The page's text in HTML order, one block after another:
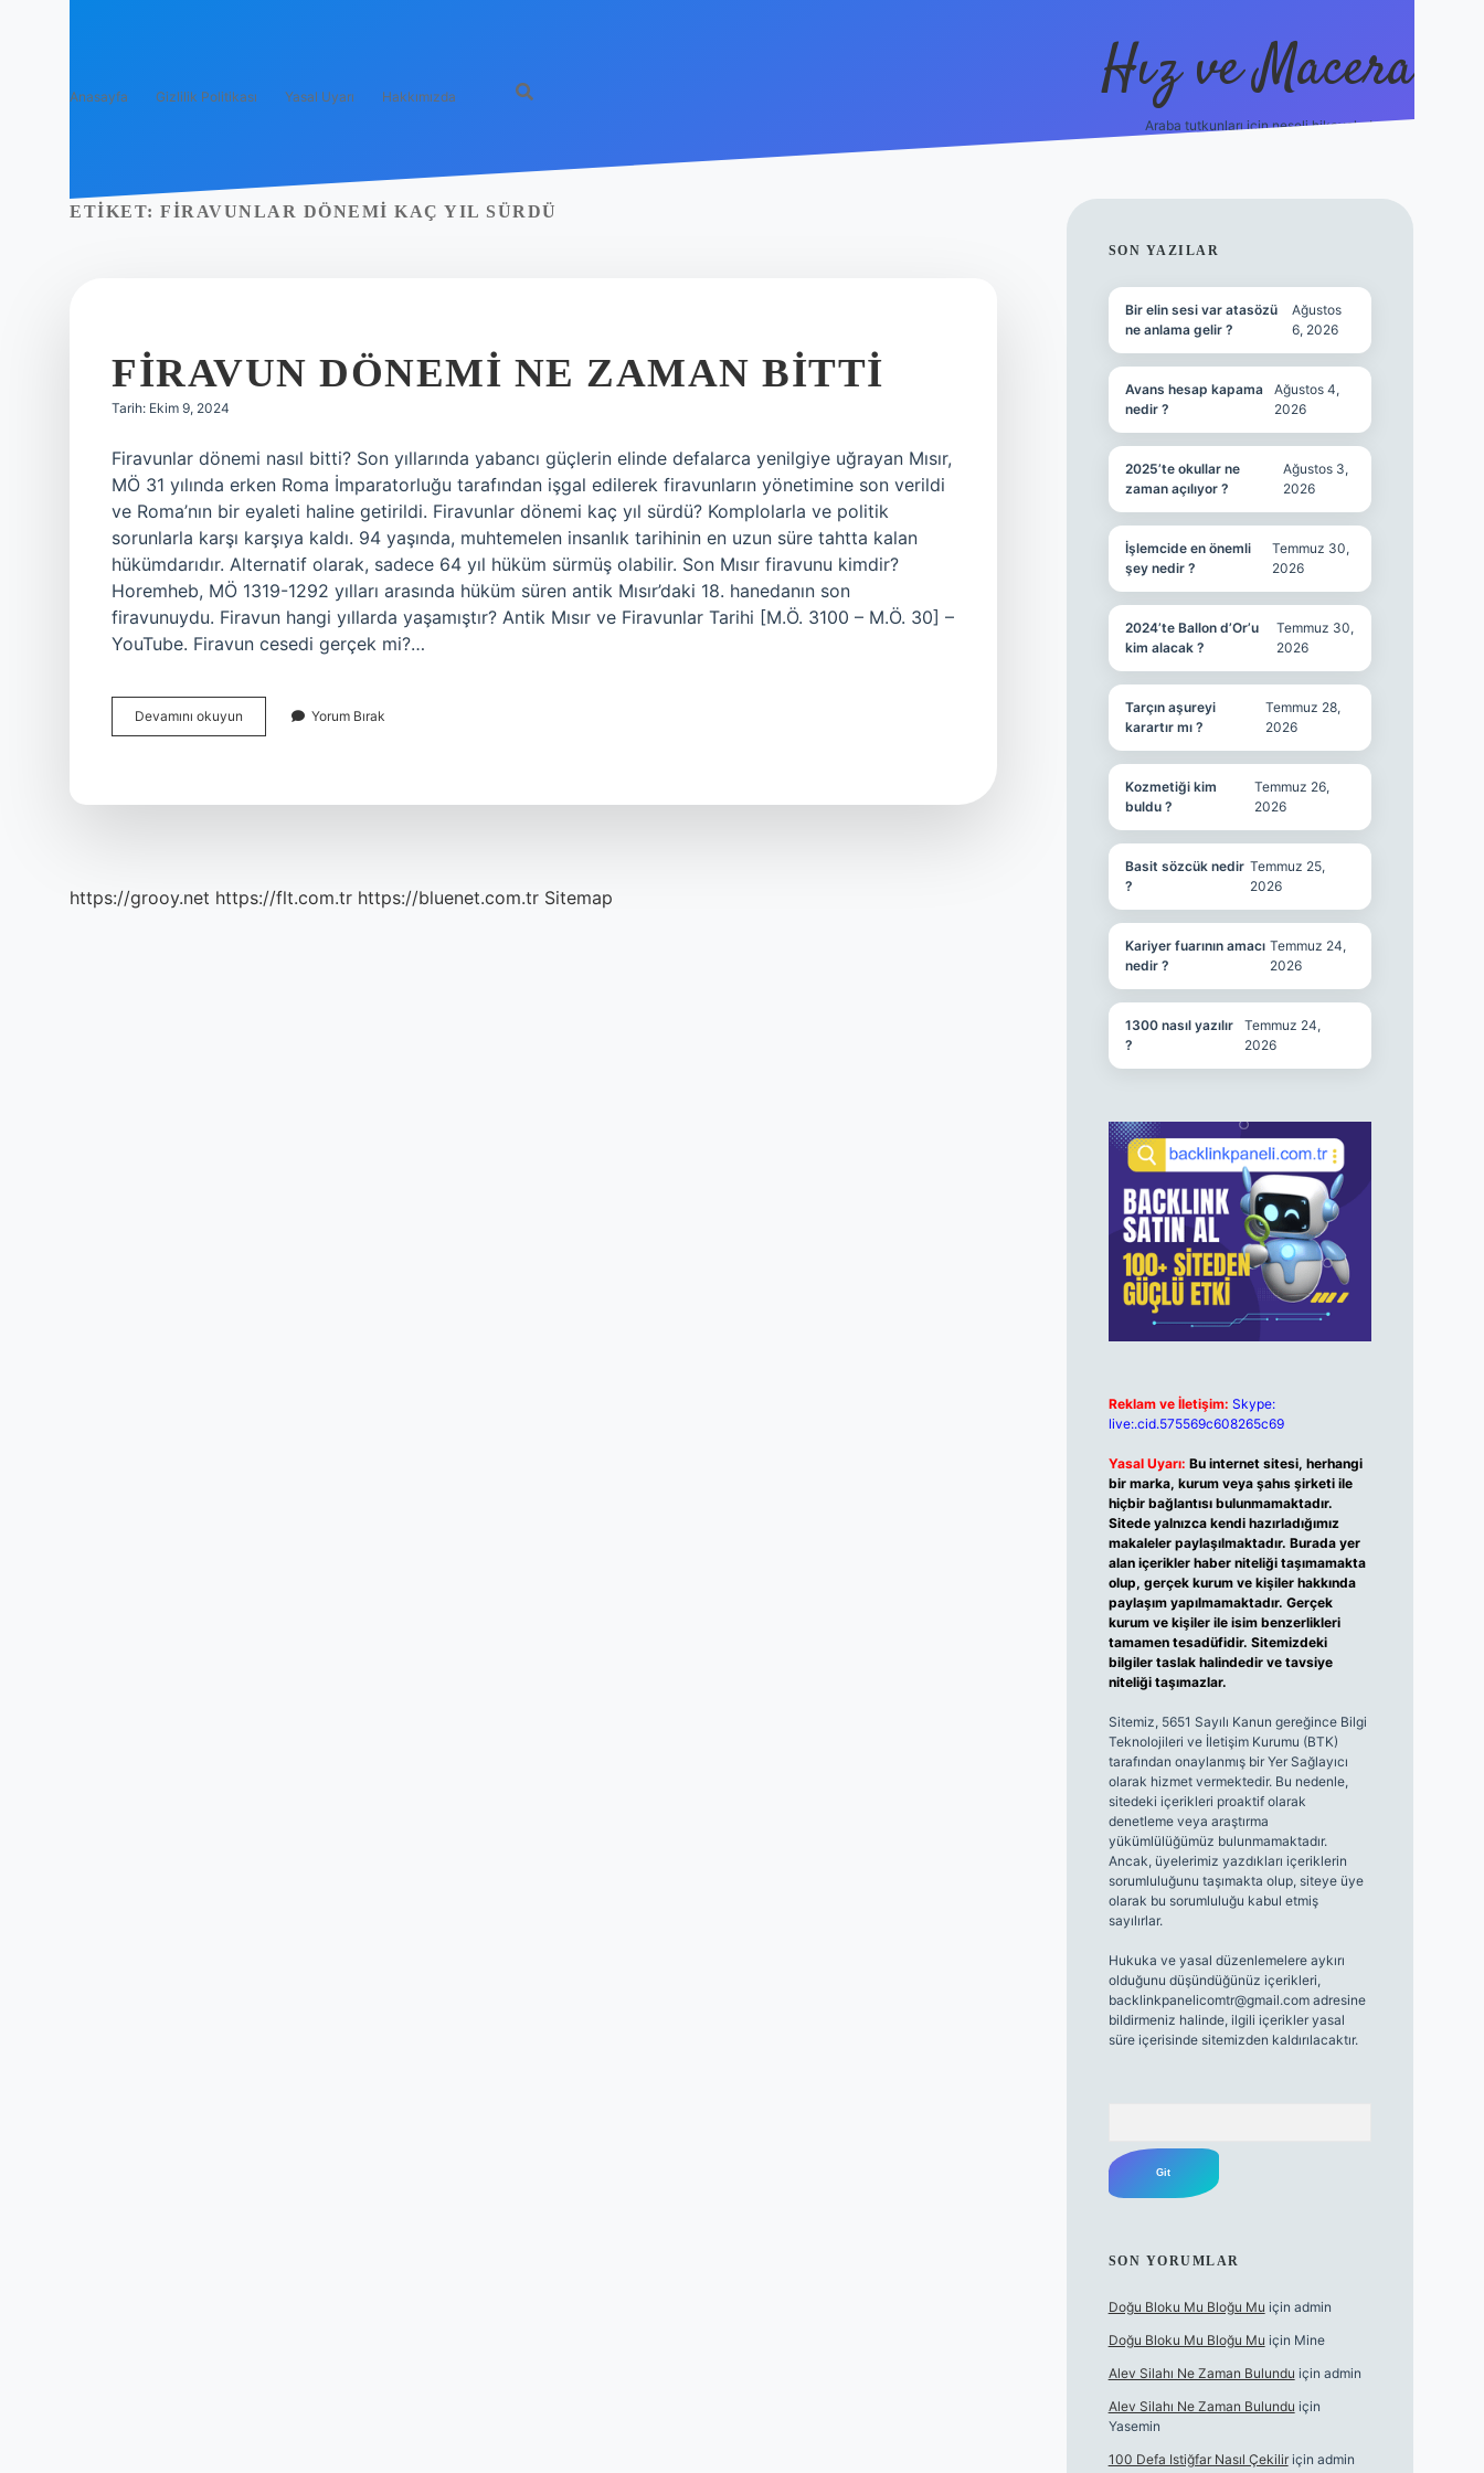
Anasayfa Gizlilik Politikası Yasal Uyarı Hakkımızda Hız ve Macera
Araba tutkunları için neşeli hikayeler!
ETIKET: FIRAVUNLAR DÖNEMI KAÇ YIL SÜRDÜ
FIRAVUN DÖNEMI NE ZAMAN BITTI
Tarih: Ekim 9, 2024
Firavunlar dönemi nasıl bitti? Son yıllarında yabancı güçlerin elinde defalarca yenilgiye uğrayan Mısır,
MÖ 31 yılında erken Roma İmparatorluğu tarafından işgal edilerek firavunların yönetimine son verildi
ve Roma’nın bir eyaleti haline getirildi. Firavunlar dönemi kaç yıl sürdü? Komplolarla ve politik
sorunlarla karşı karşıya kaldı. 94 yaşında, muhtemelen insanlık tarihinin en uzun süre tahtta kalan
hükümdarıdır. Alternatif olarak, sadece 64 yıl hüküm sürmüş olabilir. Son Mısır firavunu kimdir?
Horemheb, MÖ 1319-1292 yılları arasında hüküm süren antik Mısır’daki 18. hanedanın son
firavunuydu. Firavun hangi yıllarda yaşamıştır? Antik Mısır ve Firavunlar Tarihi [M.Ö. 3100 – M.Ö. 30] –
YouTube. Firavun cesedi gerçek mi?…
Devamını okuyun
Dönemi
Yorum Bırak
https://grooy.net https://flt.com.tr https://bluenet.com.tr Sitemap
SIDEBAR
SON YAZILAR
Bir elin sesi var atasözü
ne anlama gelir ?
Ağustos
6, 2026
Avans hesap kapama
nedir ?
Ağustos 4,
2026
2025’te okullar ne
zaman açılıyor ?
Ağustos 3,
2026
İşlemcide en önemli
şey nedir ?
Temmuz 30,
2026
2024’te Ballon d’Or’u
kim alacak ?
Temmuz 30,
2026
Tarçın aşureyi
karartır mı ?
Temmuz 28,
2026
Kozmetiği kim
buldu ?
Temmuz 26,
2026
Basit sözcük nedir
?
Temmuz 25,
2026
Kariyer fuarının amacı
nedir ?
Temmuz 24,
2026
1300 nasıl yazılır
?
Temmuz 24,
2026
Reklam ve İletişim: Skype:
live:.cid.575569c608265c69
Yasal Uyarı: Bu internet sitesi, herhangi
bir marka, kurum veya şahıs şirketi ile
hiçbir bağlantısı bulunmamaktadır.
Sitede yalnızca kendi hazırladığımız
makaleler paylaşılmaktadır. Burada yer
alan içerikler haber niteliği taşımamakta
olup, gerçek kurum ve kişiler hakkında
paylaşım yapılmamaktadır. Gerçek
kurum ve kişiler ile isim benzerlikleri
tamamen tesadüfidir. Sitemizdeki
bilgiler taslak halindedir ve tavsiye
niteliği taşımazlar.
Sitemiz, 5651 Sayılı Kanun gereğince Bilgi
Teknolojileri ve İletişim Kurumu (BTK)
tarafından onaylanmış bir Yer Sağlayıcı
olarak hizmet vermektedir. Bu nedenle,
sitedeki içerikleri proaktif olarak
denetleme veya araştırma
yükümlülüğümüz bulunmamaktadır.
Ancak, üyelerimiz yazdıkları içeriklerin
sorumluluğunu taşımakta olup, siteye üye
olarak bu sorumluluğu kabul etmiş
sayılırlar.
Hukuka ve yasal düzenlemelere aykırı
olduğunu düşündüğünüz içerikleri,
backlinkpanelicomtr@gmail.comadresine
bildirmeniz halinde, ilgili içerikler yasal
süre içerisinde sitemizden kaldırılacaktır.
SON YORUMLAR
Doğu Bloku Mu Bloğu Mu için admin
Doğu Bloku Mu Bloğu Mu için Mine
Alev Silahı Ne Zaman Bulundu için admin
Alev Silahı Ne Zaman Bulundu için
Yasemin
100 Defa Istiğfar Nasıl Çekiliriçin admin
tulipbet.online